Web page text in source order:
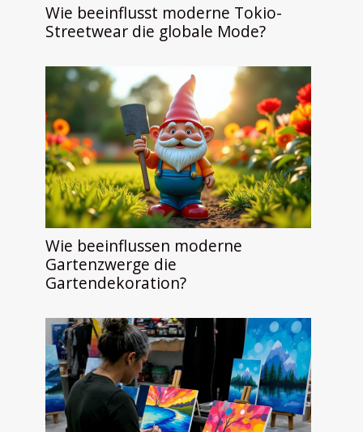
Wie beeinflusst moderne Tokio-
Streetwear die globale Mode?
Wie beeinflussen moderne
Gartenzwerge die
Gartendekoration?